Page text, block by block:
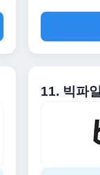
11. 빅파일